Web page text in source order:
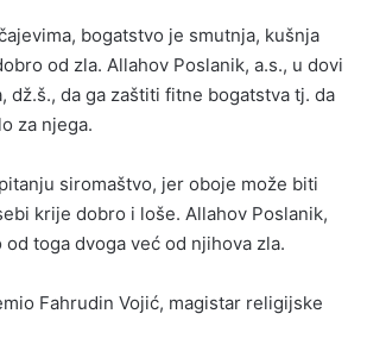
bogatstvo je smutnja, kušnja
od zla. Allahov Poslanik, a.s., u dovi
dž.š., da ga zaštiti fitne bogatstva tj. da
za njega.
siromaštvo, jer oboje može biti
krije dobro i loše. Allahov Poslanik,
toga dvoga već od njihova zla.
Fahrudin Vojić, magistar religijske